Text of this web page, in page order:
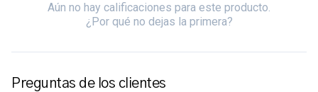
Aún no hay calificaciones para este producto.
¿Por qué no dejas la primera?
Preguntas de los clientes